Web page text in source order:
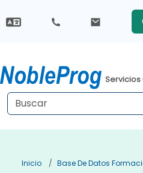
Inicio Base De Datos